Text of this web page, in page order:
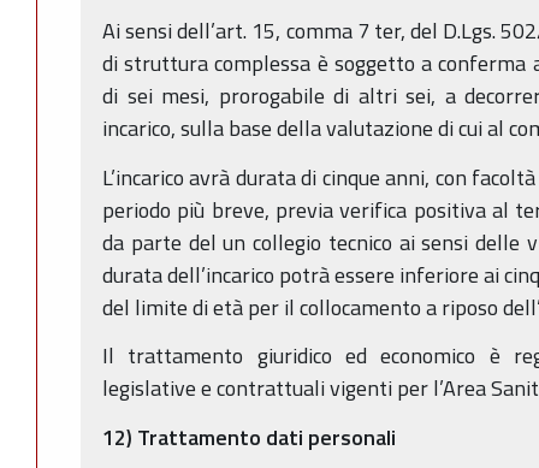
Ai sensi dell’art. 15, comma 7 ter, del D.Lgs.
di struttura complessa è soggetto a
di sei mesi, prorogabile di altri sei, a
incarico, sulla base della valutazione di cui al
L’incarico avrà durata di cinque anni, con
periodo più breve, previa verifica positiva al
da parte del un collegio tecnico ai sensi delle
durata dell’incarico potrà essere inferiore ai
del limite di età per il collocamento a riposo
Il trattamento giuridico ed economico è
legislative e contrattuali vigenti per l’Area
12) Trattamento dati personali